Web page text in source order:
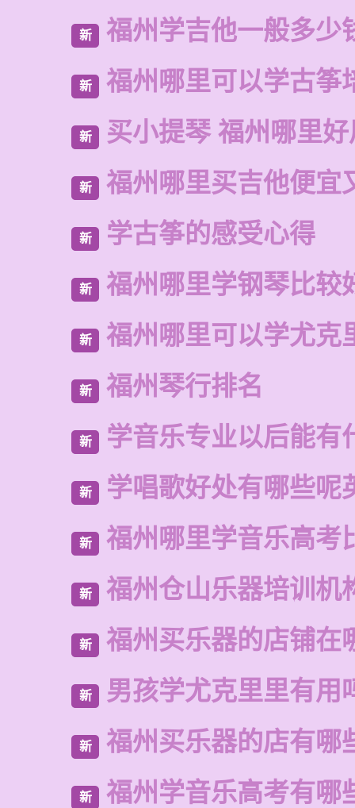
新 福州学吉他一般多少
新 福州哪里可以学古筝
新 买小提琴 福州哪里好
新 福州哪里买吉他便宜
新 学古筝的感受心得
新 福州哪里学钢琴比较
新 福州哪里可以学尤克
新 福州琴行排名
新 学音乐专业以后能有
新 学唱歌好处有哪些呢
新 福州哪里学音乐高考
新 福州仓山乐器培训机
新 福州买乐器的店铺在
新 男孩学尤克里里有用
新 福州买乐器的店有哪
新 福州学音乐高考有哪